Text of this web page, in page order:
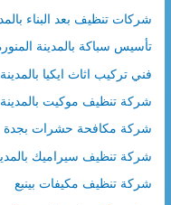
شركات تنظيف بعد البناء
تأسيس سباكة بالمدينة
فني تركيب اثاث ايكيا
شركة تنظيف موكيت بالمدينة
شركة مكافحة حشرات بجدة
شركة تنظيف سيراميك
شركة تنظيف مكيفات بينبع